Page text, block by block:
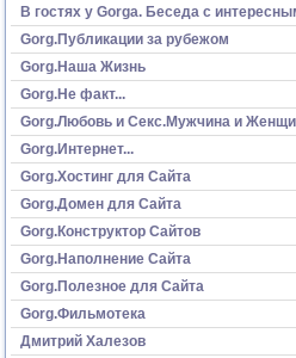
В гостях у Gorga. Беседа с
Gorg.Публикации за рубежом
Gorg.Наша Жизнь
Gorg.Не факт...
Gorg.Любовь и Секс.Мужчина и
Gorg.Интернет...
Gorg.Хостинг для Сайта
Gorg.Домен для Сайта
Gorg.Конструктор Сайтов
Gorg.Наполнение Сайта
Gorg.Полезное для Сайта
Gorg.Фильмотека
Дмитрий Халезов